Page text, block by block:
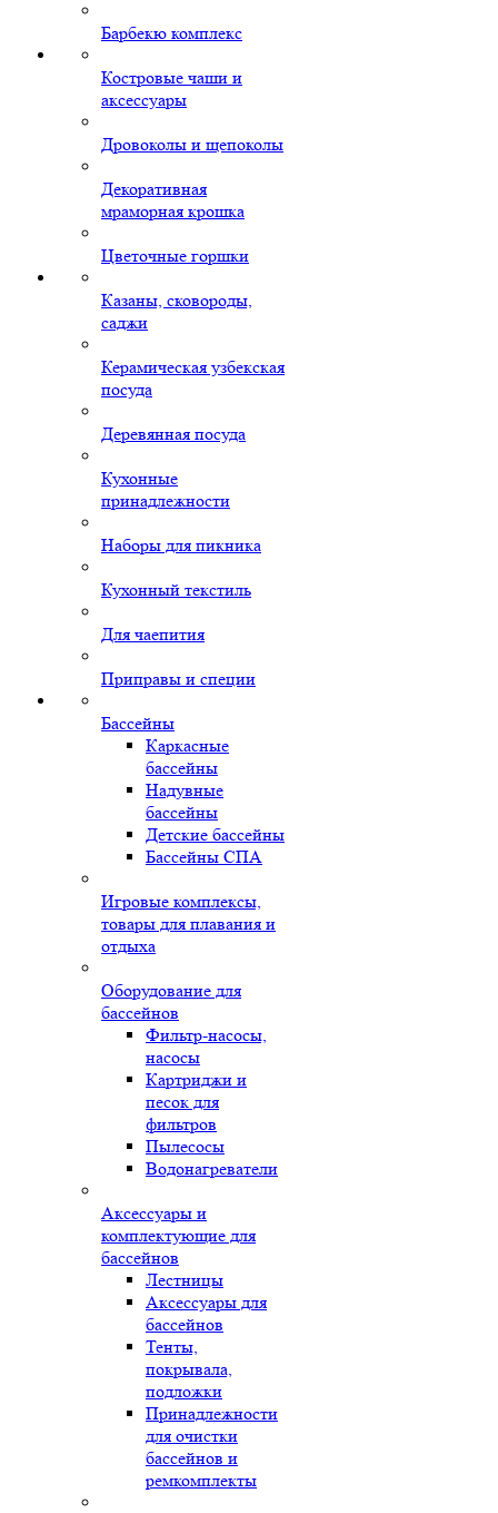
Барбекю комплекс
Костровые чаши и
аксессуары
Дровоколы и щепоколы
Декоративная
мраморная крошка
Цветочные горшки
Казаны, сковороды,
саджи
Керамическая узбекская
посуда
Деревянная посуда
Кухонные
принадлежности
Наборы для пикника
Кухонный текстиль
Для чаепития
Приправы и специи
Бассейны
Каркасные
бассейны
Надувные
бассейны
Детские бассейны
Бассейны СПА
Игровые комплексы,
товары для плавания и
отдыха
Оборудование для
бассейнов
Фильтр-насосы,
насосы
Картриджи и
песок для
фильтров
Пылесосы
Водонагреватели
Аксессуары и
комплектующие для
бассейнов
Лестницы
Аксессуары для
бассейнов
Тенты,
покрывала,
подложки
Принадлежности
для очистки
бассейнов и
ремкомплекты